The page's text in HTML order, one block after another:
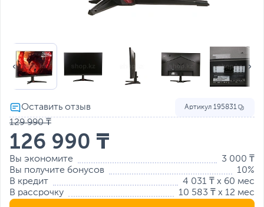
Артикул 195831
129 990 ₸
126 990 ₸
Вы экономите
3 000 ₸
Вы получите бонусов
10%
В кредит
4 031 ₸ x 60 мес
В рассрочку
10 583 ₸ x 12 мес